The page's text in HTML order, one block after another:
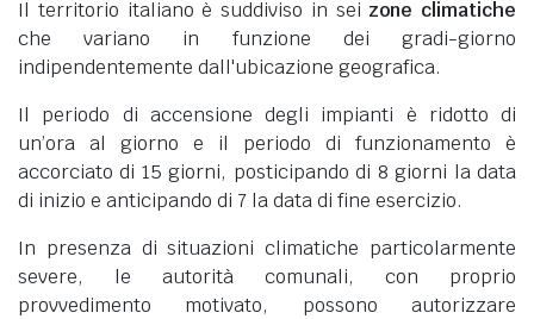
Il territorio italiano è suddiviso in sei zone climatiche
che variano in funzione dei gradi-giorno
indipendentemente dall'ubicazione geografica.
Il periodo di accensione degli impianti è ridotto di
un’ora al giorno e il periodo di funzionamento è
accorciato di 15 giorni, posticipando di 8 giorni la data
di inizio e anticipando di 7 la data di fine esercizio.
In presenza di situazioni climatiche particolarmente
severe, le autorità comunali, con proprio
provvedimento motivato, possono autorizzare